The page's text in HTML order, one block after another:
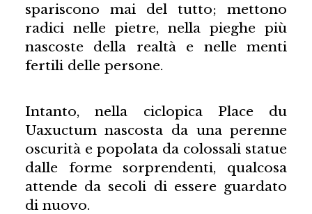
spariscono mai del tutto; mettono
radici nelle pietre, nella pieghe più
nascoste della realtà e nelle menti
fertili delle persone.
Intanto, nella ciclopica Place du
Uaxuctum nascosta da una perenne
oscurità e popolata da colossali statue
dalle forme sorprendenti, qualcosa
attende da secoli di essere guardato
di nuovo.